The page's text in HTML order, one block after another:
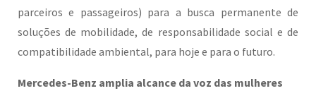
parceiros e passageiros) para a busca permanente de
soluções de mobilidade, de responsabilidade social e de
compatibilidade ambiental, para hoje e para o futuro.
Mercedes-Benz amplia alcance da voz das mulheres